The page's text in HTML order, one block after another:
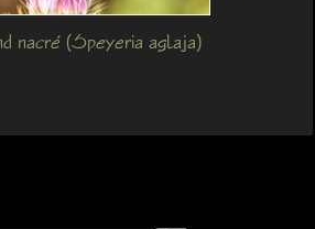
nacré (Speyeria aglaja)